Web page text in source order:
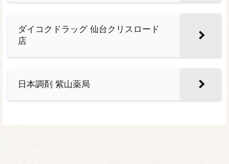
ダイコクドラッグ 仙台クリスロード
店
日本調剤 紫山薬局